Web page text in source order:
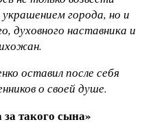
города, но и
духовного наставника и
оставил после себя
о своей душе.
такого сына»